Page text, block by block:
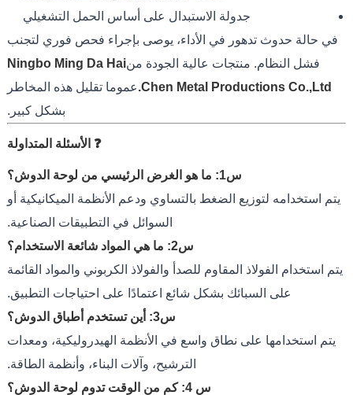
جدولة الاستبدال على أساس الحمل التشغيلي
في حالة حدوث تدهور في الأداء، يوصى بإجراء فحص فوري لتجنب
فشل النظام. منتجات عالية الجودة منNingbo Ming Da Hai
Chen Metal Productions Co.,Ltd. عموما تقليل هذه المخاطر
بشكل كبير.
❓ الأسئلة المتداولة
س1: ما هو الغرض الرئيسي من لوحة الدوش؟
يتم استخدامه لتوزيع الضغط بالتساوي ودعم الأنظمة الميكانيكية أو
السوائل في التطبيقات الصناعية.
س2: ما هي المواد شائعة الاستخدام؟
يتم استخدام الفولاذ المقاوم للصدأ والفولاذ الكربوني والمواد القائمة
على السبائك بشكل شائع اعتمادًا على احتياجات التطبيق.
س3: أين تستخدم أطباق الدوش؟
يتم استخدامها على نطاق واسع في الأنظمة الهيدروليكية، ومعدات
الترشيح، وآلات البناء، وأنظمة الطاقة.
س 4: كم من الوقت تدوم لوحة الدوش؟